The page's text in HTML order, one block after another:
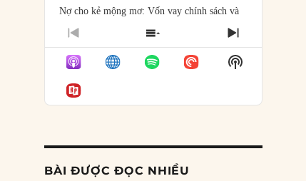
Nợ cho kẻ mộng mơ: Vốn vay chính sách và
giới hạn của việc cho startup vay vốn
Mỹ Latinh đang trở thành “phòng thí nghiệm”
của phe cánh hữu mới
04/08/2026
Ngoại trưởng Nhật Bản?
PREVIOUS
EPISODE
SHOW
EPISODES
LIST
NEXT
EPISODE
Show
Podcast
BÀI ĐƯỢC ĐỌC NHIỀU